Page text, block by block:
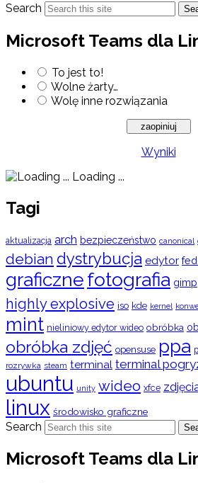
Search
Microsoft Teams dla
To jest to!
Wolne żarty…
Wolę inne rozwiązania
Wyniki
Loading ...
Tagi
aktualizacja arch bezpieczeństwo canonical
debian dystrybucja edytor
graficznefotografia gimp
highly explosive iso kde kernel
mint nieliniowy edytor wideo obróbka
obróbka zdjęć opensuse ppa
rozrywka steam terminal terminal
ubuntu unity wideo xfce
linux środowisko graficzne
Search
Microsoft Teams dla